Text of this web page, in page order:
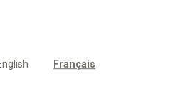
Français